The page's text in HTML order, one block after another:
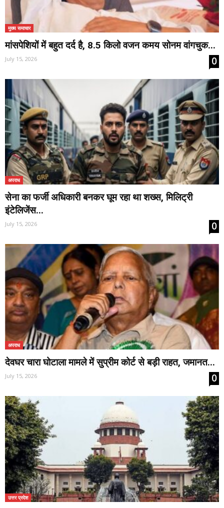
मुख्य समाचार
मांसपेशियों में बहुत दर्द है, 8.5 किलो वजन कमय सोनम वांगचुक...
July 15, 2026 0
अपराध
सेना का फर्जी अधिकारी बनकर घूम रहा था शख्स, मिलिट्री
इंटेलिजेंस...
July 15, 2026 0
अपराध
देवघर चारा घोटाला मामले में सुप्रीम कोर्ट से बड़ी राहत, जमानत...
July 15, 2026 0
उत्तर प्रदेश